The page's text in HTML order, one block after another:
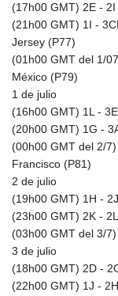
(17h00 GMT) 2E -
(21h00 GMT) 1I -
Jersey (P77)
(01h00 GMT del 1/
México (P79)
1 de julio
(16h00 GMT) 1L -
(20h00 GMT) 1G -
(00h00 GMT del 2/
Francisco (P81)
2 de julio
(19h00 GMT) 1H -
(23h00 GMT) 2K -
(03h00 GMT del 3/
3 de julio
(18h00 GMT) 2D -
(22h00 GMT) 1J -